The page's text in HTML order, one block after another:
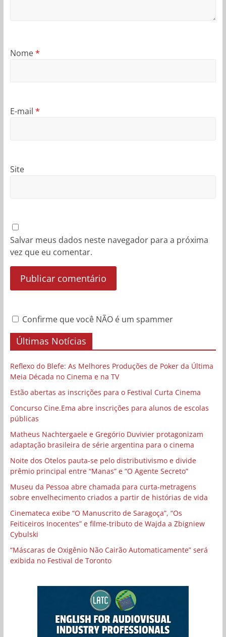
Nome*
E-mail *
Site
Salvar meus dados neste navegador para a próxima
vez que eu comentar.
Confirme que você NÃO é um spammer
Últimas Notícias
Reflexo do Blefe: As Melhores Produções de Poker da Última
Meia Década no Cinema e na TV
Estão abertas as inscrições para o Festival Curta Cinema
Concurso Cine.Ema abre inscrições para alunos de escolas
públicas
Matheus Nachtergaele e Gregório Duvivier protagonizam
adaptação brasileira de série argentina para o cinema
Noite dos Otelos pauta-se pelo distributivismo e divide
prêmio principal entre “Manas” e “O Agente Secreto”
Museu da Pessoa abre chamada para curta-metragens
sobre envelhecimento criados a partir de histórias de vida
Cinemateca exibe “O Manuscrito de Saragoça”, “Os
Feiticeiros Inocentes” e filme-tributo de Wajda a Zbigniew
Cybulski
“Máscaras de Oxigênio Não Cairão Automaticamente” será
exibida no Festival de Toronto